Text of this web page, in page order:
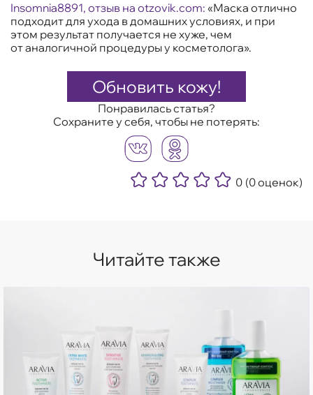
Insomnia8891, отзыв на otzovik.com: «Маска отлично
подходит для ухода в домашних условиях, и при
этом результат получается не хуже, чем
от аналогичной процедуры у косметолога».
Обновить кожу!
Понравилась статья?
Сохраните у себя, чтобы не потерять:
0 (0 оценок)
Читайте также